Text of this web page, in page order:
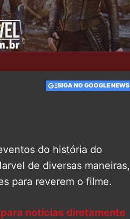
SIGA NO GOOGLE NEWS
do história do
de diversas maneiras,
para reverem o filme.
notícias diretamente